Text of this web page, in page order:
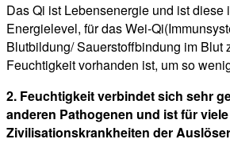
Das Qi ist Lebensenergie und ist diese
Energielevel, für das Wei-
Blutbildung/ Sauerstoffbindung im
Feuchtigkeit vorhanden ist, um so
2. Feuchtigkeit verbindet sich sehr
anderen Pathogenen und ist für viele
Zivilisationskrankheiten der Auslöser